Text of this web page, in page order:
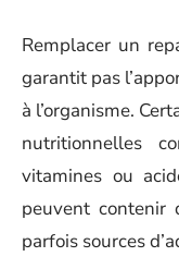
Remplacer un
garantit pas
à l’organisme.
nutritionnelles
vitamines ou
peuvent contenir
parfois sources